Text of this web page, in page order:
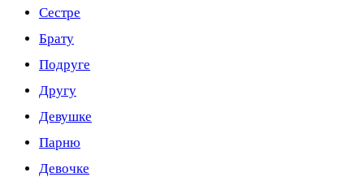
Сестре
Брату
Подруге
Другу
Девушке
Парню
Девочке